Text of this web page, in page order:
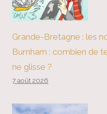
Grande-Bretagne : les
Burnham : combien de
ne glisse ?
7 août 2026